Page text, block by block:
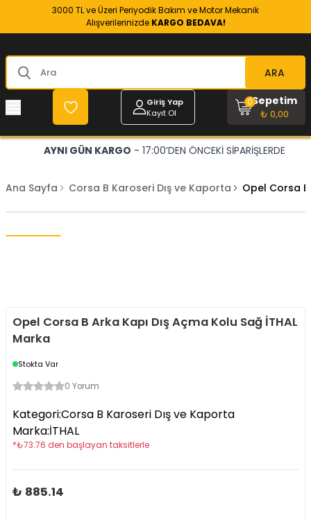
3000 TL ve Üzeri Periyodik Bakım ve Motor Mekanik
Alışverilerinizde KARGO BEDAVA!
ARA
Giriş Yap
Kayıt Ol
Sepetim
₺ 0,00
0
AYNI GÜN KARGO - 17:00’DEN ÖNCEKİ SİPARİŞLERDE
Ana Sayfa Corsa B Karoseri Dış ve Kaporta Opel Corsa B
Opel Corsa B Arka Kapı Dış Açma Kolu Sağ İTHAL
Marka
Stokta Var
0 Yorum
Kategori:Corsa B Karoseri Dış ve Kaporta
Marka:İTHAL
*₺73.76 den başlayan taksitlerle
₺ 885.14